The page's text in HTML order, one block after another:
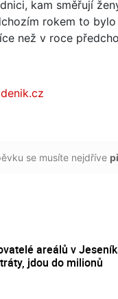
kam směřují
rokem to
než v roce
se musíte nejdříve
areálů v
jdou do milionů